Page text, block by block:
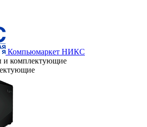
Компьюмаркет НИКС
и комплектующие